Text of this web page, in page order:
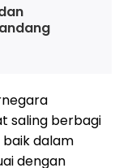
saling berbagi
dalam
dengan